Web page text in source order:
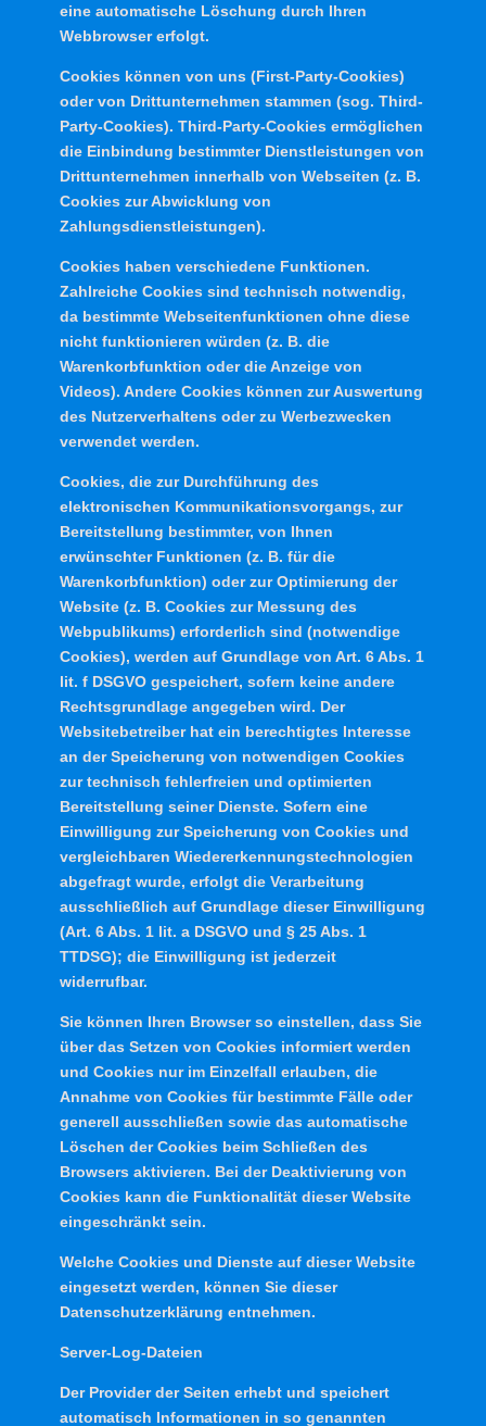
eine automatische Löschung durch Ihren
Webbrowser erfolgt.
Cookies können von uns (First-Party-Cookies)
oder von Drittunternehmen stammen (sog. Third-
Party-Cookies). Third-Party-Cookies ermöglichen
die Einbindung bestimmter Dienstleistungen von
Drittunternehmen innerhalb von Webseiten (z. B.
Cookies zur Abwicklung von
Zahlungsdienstleistungen).
Cookies haben verschiedene Funktionen.
Zahlreiche Cookies sind technisch notwendig,
da bestimmte Webseitenfunktionen ohne diese
nicht funktionieren würden (z. B. die
Warenkorbfunktion oder die Anzeige von
Videos). Andere Cookies können zur Auswertung
des Nutzerverhaltens oder zu Werbezwecken
verwendet werden.
Cookies, die zur Durchführung des
elektronischen Kommunikationsvorgangs, zur
Bereitstellung bestimmter, von Ihnen
erwünschter Funktionen (z. B. für die
Warenkorbfunktion) oder zur Optimierung der
Website (z. B. Cookies zur Messung des
Webpublikums) erforderlich sind (notwendige
Cookies), werden auf Grundlage von Art. 6 Abs. 1
lit. f DSGVO gespeichert, sofern keine andere
Rechtsgrundlage angegeben wird. Der
Websitebetreiber hat ein berechtigtes Interesse
an der Speicherung von notwendigen Cookies
zur technisch fehlerfreien und optimierten
Bereitstellung seiner Dienste. Sofern eine
Einwilligung zur Speicherung von Cookies und
vergleichbaren Wiedererkennungstechnologien
abgefragt wurde, erfolgt die Verarbeitung
ausschließlich auf Grundlage dieser Einwilligung
(Art. 6 Abs. 1 lit. a DSGVO und § 25 Abs. 1
TTDSG); die Einwilligung ist jederzeit
widerrufbar.
Sie können Ihren Browser so einstellen, dass Sie
über das Setzen von Cookies informiert werden
und Cookies nur im Einzelfall erlauben, die
Annahme von Cookies für bestimmte Fälle oder
generell ausschließen sowie das automatische
Löschen der Cookies beim Schließen des
Browsers aktivieren. Bei der Deaktivierung von
Cookies kann die Funktionalität dieser Website
eingeschränkt sein.
Welche Cookies und Dienste auf dieser Website
eingesetzt werden, können Sie dieser
Datenschutzerklärung entnehmen.
Server-Log-Dateien
Der Provider der Seiten erhebt und speichert
automatisch Informationen in so genannten